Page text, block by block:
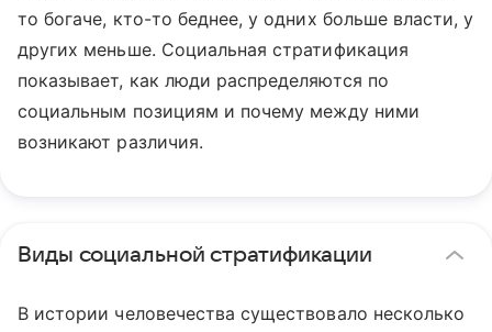
то богаче, кто-то беднее, у одних больше власти, у
других меньше. Социальная стратификация
показывает, как люди распределяются по
социальным позициям и почему между ними
возникают различия.
Виды социальной стратификации
В истории человечества существовало несколько